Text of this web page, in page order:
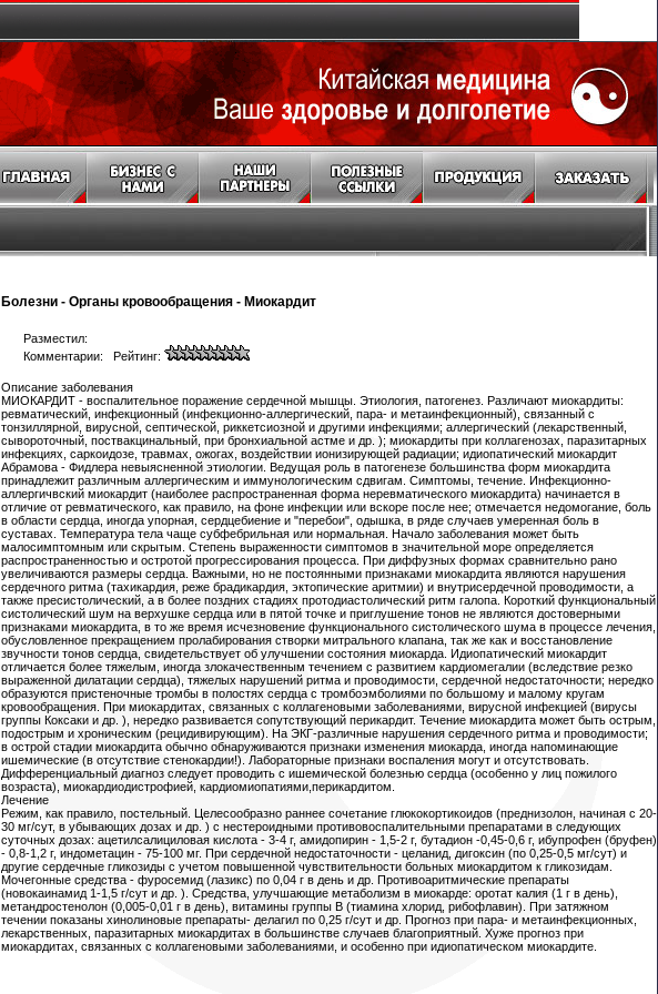
Болезни - Органы кровообращения - Миокардит
Разместил:
Комментарии: Рейтинг:
Описание заболевания
МИОКАРДИТ - воспалительное поражение сердечной мышцы. Этиология, патогенез. Различают миокардиты:
ревматический, инфекционный (инфекционно-аллергический, пара- и метаинфекционный), связанный с
тонзиллярной, вирусной, септической, риккетсиозной и другими инфекциями; аллергический (лекарственный,
сывороточный, поствакцинальный, при бронхиальной астме и др. ); миокардиты при коллагенозах, паразитарных
инфекциях, саркоидозе, травмах, ожогах, воздействии ионизирующей радиации; идиопатический миокардит
Абрамова - Фидлера невыясненной этиологии. Ведущая роль в патогенезе большинства форм миокардита
принадлежит различным аллергическим и иммунологическим сдвигам. Симптомы, течение. Инфекционно-
аллергичвский миокардит (наиболее распространенная форма неревматического миокардита) начинается в
отличие от ревматического, как правило, на фоне инфекции или вскоре после нее; отмечается недомогание, боль
в области сердца, иногда упорная, сердцебиение и "перебои", одышка, в ряде случаев умеренная боль в
суставах. Температура тела чаще субфебрильная или нормальная. Начало заболевания может быть
малосимптомным или скрытым. Степень выраженности симптомов в значительной море определяется
распространенностью и остротой прогрессирования процесса. При диффузных формах сравнительно рано
увеличиваются размеры сердца. Важными, но не постоянными признаками миокардита являются нарушения
сердечного ритма (тахикардия, реже брадикардия, эктопические аритмии) и внутрисердечной проводимости, а
также пресистолический, а в более поздних стадиях протодиастолический ритм галопа. Короткий функциональный
систолический шум на верхушке сердца или в пятой точке и приглушение тонов не являются достоверными
признаками миокардита, в то же время исчезновение функционального систолического шума в процессе лечения,
обусловленное прекращением пролабирования створки митрального клапана, так же как и восстановление
звучности тонов сердца, свидетельствует об улучшении состояния миокарда. Идиопатический миокардит
отличается более тяжелым, иногда злокачественным течением с развитием кардиомегалии (вследствие резко
выраженной дилатации сердца), тяжелых нарушений ритма и проводимости, сердечной недостаточности; нередко
образуются пристеночные тромбы в полостях сердца с тромбоэмболиями по большому и малому кругам
кровообращения. При миокардитах, связанных с коллагеновыми заболеваниями, вирусной инфекцией (вирусы
группы Коксаки и др. ), нередко развивается сопутствующий перикардит. Течение миокардита может быть острым,
подострым и хроническим (рецидивирующим). На ЭКГ-различные нарушения сердечного ритма и проводимости;
в острой стадии миокардита обычно обнаруживаются признаки изменения миокарда, иногда напоминающие
ишемические (в отсутствие стенокардии!). Лабораторные признаки воспаления могут и отсутствовать.
Дифференциальный диагноз следует проводить с ишемической болезнью сердца (особенно у лиц пожилого
возраста), миокардиодистрофией, кардиомиопатиями,перикардитом.
Лечение
Режим, как правило, постельный. Целесообразно раннее сочетание глюкокортикоидов (преднизолон, начиная с 20-
30 мг/сут, в убывающих дозах и др. ) с нестероидными противовоспалительными препаратами в следующих
суточных дозах: ацетилсалициловая кислота - 3-4 г, амидопирин - 1,5-2 г, бутадион -0,45-0,6 г, ибупрофен (бруфен)
- 0,8-1,2 г, индометацин - 75-100 мг. При сердечной недостаточности - целанид, дигоксин (по 0,25-0,5 мг/сут) и
другие сердечные гликозиды с учетом повышенной чувствительности больных миокардитом к гликозидам.
Мочегонные средства - фуросемид (лазикс) по 0,04 г в день и др. Противоаритмические препараты
(новокаинамид 1-1,5 г/сут и др. ). Средства, улучшающие метаболизм в миокарде: оротат калия (1 г в день),
метандростенолон (0,005-0,01 г в день), витамины группы В (тиамина хлорид, рибофлавин). При затяжном
течении показаны хинолиновые препараты- делагил по 0,25 г/сут и др. Прогноз при пара- и метаинфекционных,
лекарственных, паразитарных миокардитах в большинстве случаев благоприятный. Хуже прогноз при
миокардитах, связанных с коллагеновыми заболеваниями, и особенно при идиопатическом миокардите.